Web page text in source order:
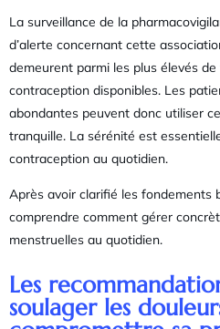
La surveillance de la
d’alerte concernant cette
demeurent parmi les plus élevés
contraception disponibles. Les
abondantes peuvent donc utiliser
tranquille. La sérénité est
contraception au quotidien.
Après avoir clarifié les fondements
comprendre comment gérer
menstruelles au quotidien.
Les
soulager les